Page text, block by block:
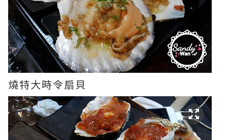
燒特大時令扇貝